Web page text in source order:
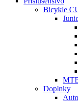
Bicykle
Doplnky